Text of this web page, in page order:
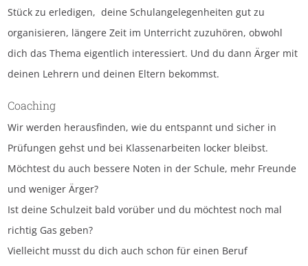
Stück zu erledigen, deine Schulangelegenheiten gut zu
organisieren, längere Zeit im Unterricht zuzuhören, obwohl
dich das Thema eigentlich interessiert. Und du dann Ärger mit
deinen Lehrern und deinen Eltern bekommst.
Coaching
Wir werden herausfinden, wie du entspannt und sicher in
Prüfungen gehst und bei Klassenarbeiten locker bleibst.
Möchtest du auch bessere Noten in der Schule, mehr Freunde
und weniger Ärger?
Ist deine Schulzeit bald vorüber und du möchtest noch mal
richtig Gas geben?
Vielleicht musst du dich auch schon für einen Beruf